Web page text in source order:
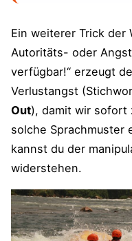
Ein weiterer Trick der
Autoritäts- oder
verfügbar!“ erzeugt
Verlustangst
Out), damit wir sofort
solche
kannst du der
widerstehen.